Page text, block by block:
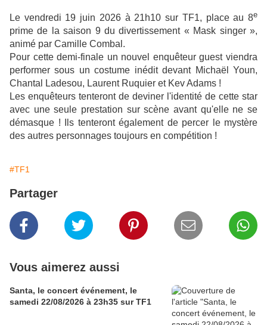
Le vendredi 19 juin 2026 à 21h10 sur TF1, place au 8e
prime de la saison 9 du divertissement « Mask singer »,
animé par Camille Combal.
Pour cette demi-finale un nouvel enquêteur guest viendra
performer sous un costume inédit devant Michaël Youn,
Chantal Ladesou, Laurent Ruquier et Kev Adams !
Les enquêteurs tenteront de deviner l'identité de cette star
avec une seule prestation sur scène avant qu'elle ne se
démasque ! Ils tenteront également de percer le mystère
des autres personnages toujours en compétition !
#TF1
Partager
Vous aimerez aussi
Santa, le concert événement, le
samedi 22/08/2026 à 23h35 sur TF1